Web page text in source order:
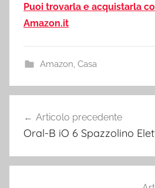
Puoi trovarla e acquistarla
Amazon.it
Amazon Casa
articoli
Articolo precedente
Oral-B iO 6 Spazzolino